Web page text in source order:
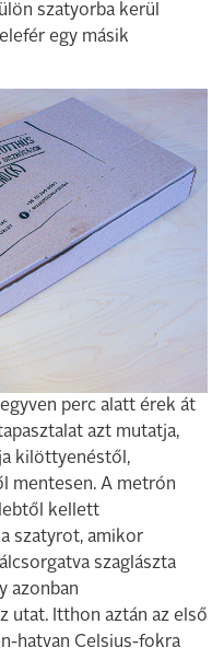
szatyorba kerül
egy másik
perc alatt érek át
azt mutatja,
kilöttyenéstől,
mentesen. A metrón
kellett
szatyrot, amikor
szaglászta
azonban
utat. Itthon aztán az első
hatvan Celsius-fokra